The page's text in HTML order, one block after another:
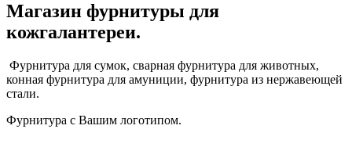
Магазин фурнитуры для
кожгалантереи.
Фурнитура для сумок, сварная фурнитура для животных,
конная фурнитура для амуниции, фурнитура из нержавеющей
стали.
Фурнитура с Вашим логотипом.